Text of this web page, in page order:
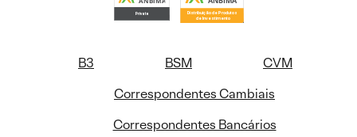
B3 BSM
CVM
Correspondentes Cambiais
Correspondentes Bancários